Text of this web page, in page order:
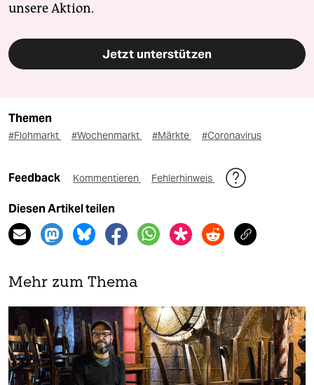
unsere Aktion.
Jetzt unterstützen
Themen
#Flohmarkt #Wochenmarkt #Märkte #Coronavirus
Feedback Kommentieren Fehlerhinweis
Diesen Artikel teilen
Mehr zum Thema